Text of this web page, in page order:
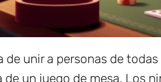
de unir a personas de
un juego de mesa. Los